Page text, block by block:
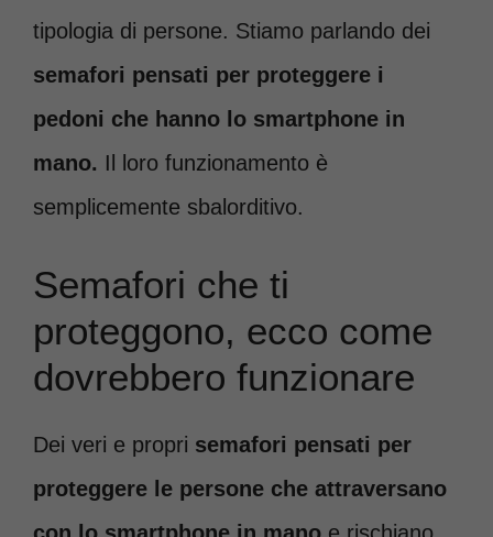
tipologia di persone. Stiamo parlando dei
semafori pensati per proteggere i
pedoni che hanno lo smartphone in
mano. Il loro funzionamento è
semplicemente sbalorditivo.
Semafori che ti
proteggono, ecco come
dovrebbero funzionare
Dei veri e propri semafori pensati per
proteggere le persone che attraversano